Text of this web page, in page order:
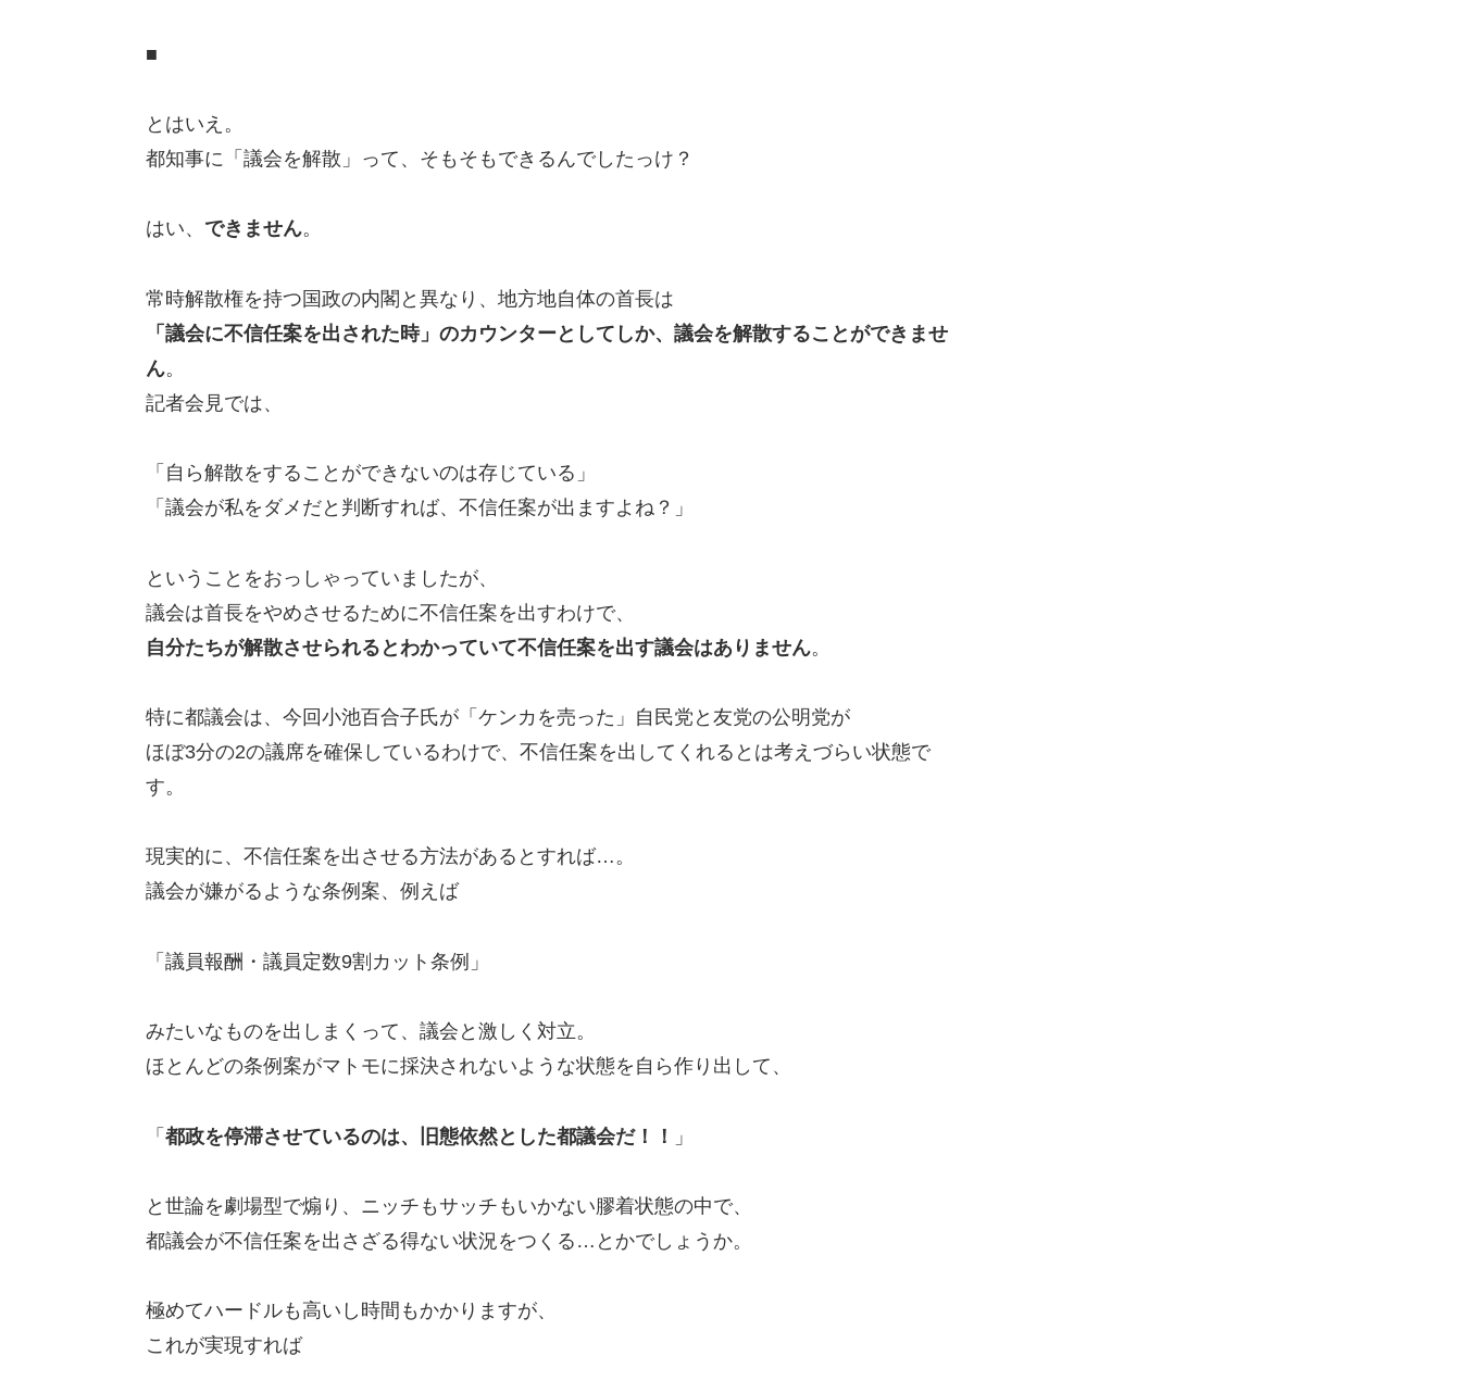
■
とはいえ。
都知事に「議会を解散」って、そもそもできるんでしたっけ？
はい、 できません。
常時解散権を持つ国政の内閣と異なり、地方地自体の首長は
「議会に不信任案を出された時」のカウンターとしてしか、議会を解散することができませ
ん。
記者会見では、
「自ら解散をすることができないのは存じている」
「議会が私をダメだと判断すれば、不信任案が出ますよね？」
ということをおっしゃっていましたが、
議会は首長をやめさせるために不信任案を出すわけで、
自分たちが解散させられるとわかっていて不信任案を出す議会はありません。
特に都議会は、今回小池百合子氏が「ケンカを売った」自民党と友党の公明党が
ほぼ3分の2の議席を確保しているわけで、不信任案を出してくれるとは考えづらい状態で
す。
現実的に、不信任案を出させる方法があるとすれば…。
議会が嫌がるような条例案、例えば
「議員報酬・議員定数9割カット条例」
みたいなものを出しまくって、議会と激しく対立。
ほとんどの条例案がマトモに採決されないような状態を自ら作り出して、
「 都政を停滞させているのは、旧態依然とした都議会だ！！ 」
と世論を劇場型で煽り、ニッチもサッチもいかない膠着状態の中で、
都議会が不信任案を出さざる得ない状況をつくる…とかでしょうか。
極めてハードルも高いし時間もかかりますが、
これが実現すれば